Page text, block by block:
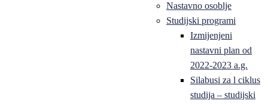
Nastavno osoblje
Studijski programi
Izmijenjeni
nastavni plan od
2022-2023 a.g.
Silabusi za l ciklus
studija – studijski